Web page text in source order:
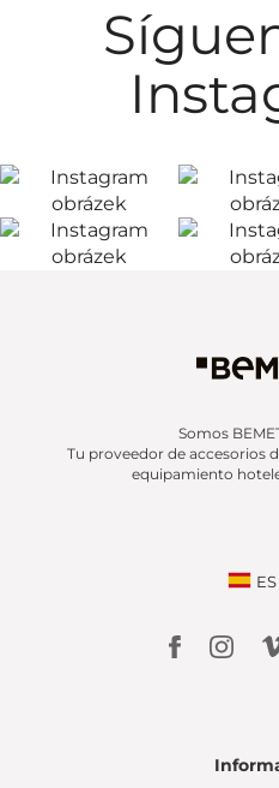
Somos
Tu proveedor de accesorios
equipamiento
ES